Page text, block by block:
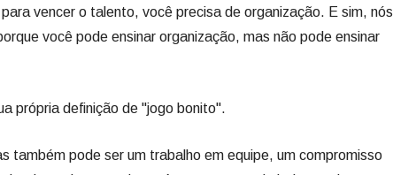
vencer o talento, você precisa de organização. E sim, nós
você pode ensinar organização, mas não pode ensinar
própria definição de "jogo bonito".
também pode ser um trabalho em equipe, um compromisso